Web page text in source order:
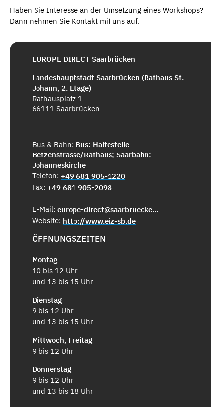
Haben Sie Interesse an der Umsetzung eines Workshops?
Dann nehmen Sie Kontakt mit uns auf.
EUROPE DIRECT Saarbrücken
Landeshauptstadt Saarbrücken (Rathaus St.
Johann, 2. Etage)
Rathausplatz 1
66111 Saarbrücken
Bus & Bahn: Bus: Haltestelle
Betzenstrasse/Rathaus; Saarbahn:
Johanneskirche
Telefon: +49 681 905-1220
Fax: +49 681 905-2098
E-Mail:
europe-direct@saarbruecken.de
Website: http://www.eiz-sb.de
ÖFFNUNGSZEITEN
Montag
10 bis 12 Uhr
und 13 bis 15 Uhr
Dienstag
9 bis 12 Uhr
und 13 bis 15 Uhr
Mittwoch, Freitag
9 bis 12 Uhr
Donnerstag
9 bis 12 Uhr
und 13 bis 18 Uhr